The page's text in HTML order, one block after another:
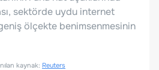
sektörde uydu internet
ölçekte benimsenmesinin
kaynak: Reuters